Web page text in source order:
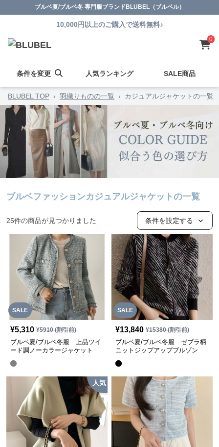
ブルベ夏/ブルベ冬 専門服ブランドBLUBEL（ブルベル）
10,000円以上のご購入で送料無料♪
0
条件を変更 人気ランキング SALE商品
BLUBEL TOP › 羽織りものの一覧 › カジュアルジャケットの一覧
ブルベファッションカジュアルジャケットの一覧
25件の商品が見つかりました 条件を設定する
SALE
¥5,310 ¥5910(割引前)
ブルベ夏/ブルベ冬服 上品ツイ
ード調ノーカラージャケット
SALE
¥13,840 ¥15380(割引前)
ブルベ夏/ブルベ冬服 ゼブラ柄
ニットジップアップブルゾン
人気